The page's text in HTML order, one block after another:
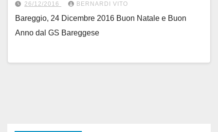
26/12/2016 BERNARDI VITO
Bareggio, 24 Dicembre 2016 Buon Natale e Buon
Anno dal GS Bareggese